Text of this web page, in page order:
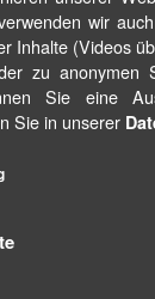
wir
Inhalte (Videos
zu anonymen
Sie eine
Sie in unserer